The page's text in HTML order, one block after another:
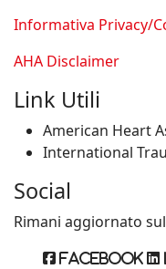
Informativa Privacy/
AHA Disclaimer
Link Utili
American Heart
International
Social
Rimani aggiornato
Facebook